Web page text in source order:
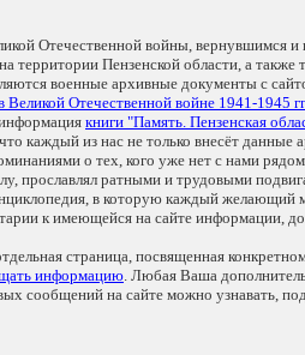
Отечественной войны, вернувшимся
территории Пензенской области, а
военные архивные документы с
Отечественной войне 1941-1945
книги "Память. Пензенская
каждый из нас не только внесёт
о тех, кого уже нет с нами
прославлял ратными и трудовыми
в которую каждый
к имеющейся на сайте
страница, посвященная
информацию. Любая Ваша
сообщений на сайте можно узнавать,